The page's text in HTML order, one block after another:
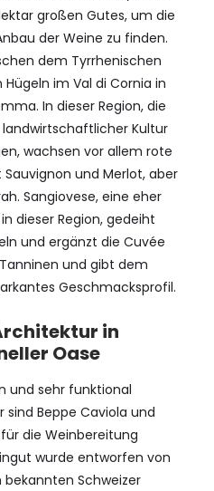
großen Gutes, um die
der Weine zu finden.
dem Tyrrhenischen
im Val di Cornia in
In dieser Region, die
Kultur
wachsen vor allem rote
und Merlot, aber
Sangiovese, eine eher
dieser Region, gedeiht
und ergänzt die Cuvée
und gibt dem
Geschmacksprofil.
in
Oase
und sehr funktional
Beppe Caviola und
die Weinbereitung
wurde entworfen von
Schweizer